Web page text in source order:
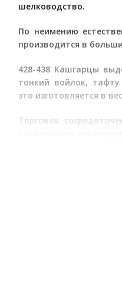
шелководство.
По неимению
производится в
428-438 Кашгарцы
тонкий войлок,
это изготовляется в
Торговля